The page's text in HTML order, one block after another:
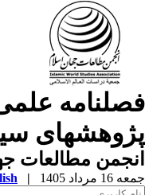
مطالعات
مرداد 1405 |